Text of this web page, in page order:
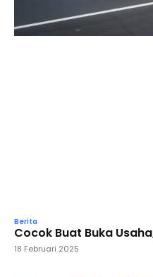
Berita
Cocok Buat Buka
18 Februari 2025